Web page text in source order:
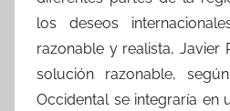
los deseos
razonable y realista, Javier
solución razonable,
Occidental se integraría en